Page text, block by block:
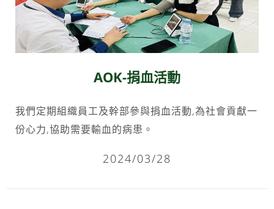
AOK-捐血活動
我們定期組織員工及幹部參與捐血活動,為社會貢獻一
份心力,協助需要輸血的病患。
2024/03/28